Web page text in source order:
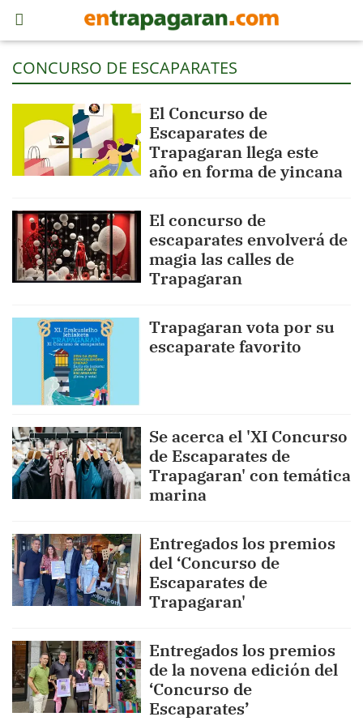
CONCURSO DE ESCAPARATES
El Concurso de
Escaparates de
Trapagaran llega este
año en forma de yincana
El concurso de
escaparates envolverá de
magia las calles de
Trapagaran
Trapagaran vota por su
escaparate favorito
Se acerca el 'XI Concurso
de Escaparates de
Trapagaran' con temática
marina
Entregados los premios
del ‘Concurso de
Escaparates de
Trapagaran'
Entregados los premios
de la novena edición del
‘Concurso de
Escaparates’